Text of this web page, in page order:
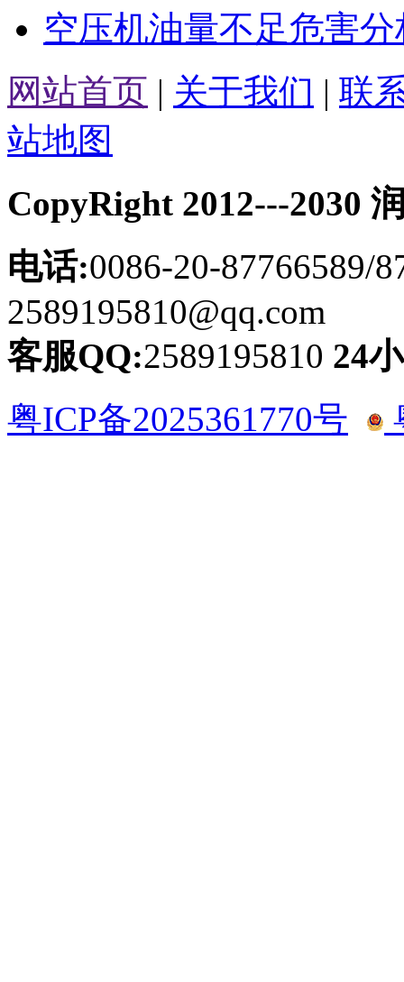
空压机油量不足危害分
网站首页 | 关于我们 | 联
站地图
CopyRight 2012---2030
电话:0086-20-87766589/
2589195810@qq.com
客服QQ:2589195810 24
粤ICP备2025361770号